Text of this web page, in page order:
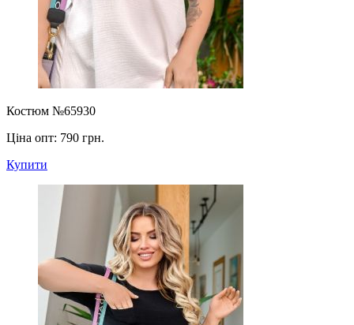
Костюм №65930
Ціна опт: 790 грн.
Купити